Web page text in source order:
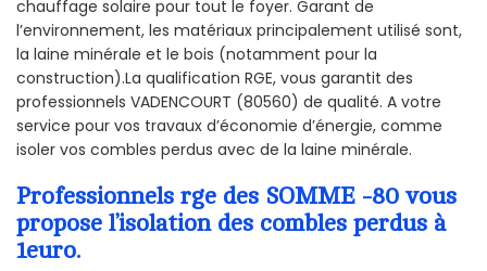
chauffage solaire pour tout le foyer. Garant de
l’environnement, les matériaux principalement utilisé sont,
la laine minérale et le bois (notamment pour la
construction).La qualification RGE, vous garantit des
professionnels VADENCOURT (80560) de qualité. A votre
service pour vos travaux d’économie d’énergie, comme
isoler vos combles perdus avec de la laine minérale.
Professionnels rge des SOMME -80 vous
propose l’isolation des combles perdus à
1euro.